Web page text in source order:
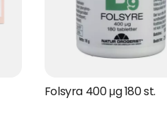
Folsyra 400 μg 180 st.